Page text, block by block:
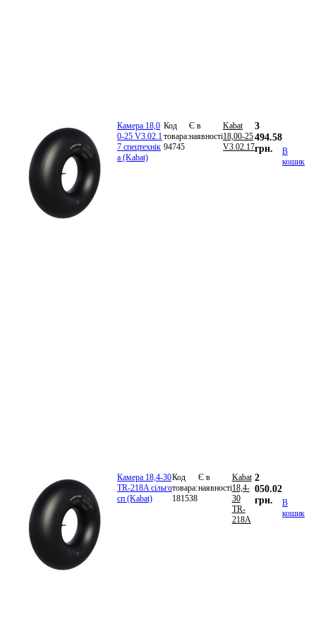
Камера 18,0
0-25 V3.02.1
7 спецтехнік
а (Kabat)
Код
товара:
94745
Є в
наявності
Kabat
18,00-25
V3.02.17
3
494.58
грн.
В
кошик
Камера 18,4-30
TR-218A сільго
сп (Kabat)
Код
товара:
181538
Є в
наявності
Kabat
18,4-
30
TR-
218A
2
050.02
грн.
В
кошик